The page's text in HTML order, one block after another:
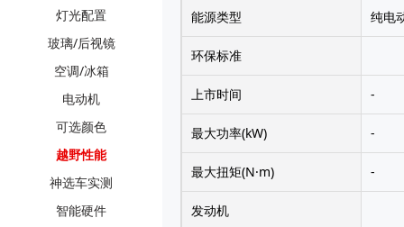
灯光配置
玻璃/后视镜
空调/冰箱
电动机
可选颜色
越野性能
神选车实测
智能硬件
能源类型 纯电
环保标准
上市时间 -
最大功率(kW) -
最大扭矩(N·m) -
发动机